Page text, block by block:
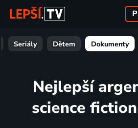
Seriály Dětem Dokumenty
Nejlepší
science